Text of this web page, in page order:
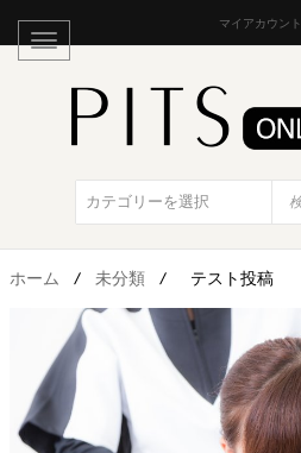
マイアカウント
ホーム / 未分類 / テスト投稿